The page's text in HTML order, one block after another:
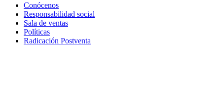
Conócenos
Responsabilidad social
Sala de ventas
Políticas
Radicación Postventa